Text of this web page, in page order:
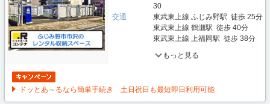
30
交通
東武東上線 ふじみ野駅 徒歩 25分
東武東上線 鶴瀬駅 徒歩 40分
東武東上線 上福岡駅 徒歩 38分
もっと見る
ドッとあ～るなら簡単手続き 土日祝日も最短即日利用可能